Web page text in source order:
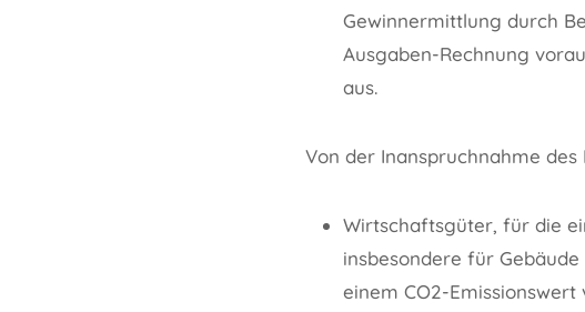
Gewinnermittlung durch
Ausgaben-Rechnung
aus.
Von der Inanspruchnahme
Wirtschaftsgüter, für die
insbesondere für
einem CO2-